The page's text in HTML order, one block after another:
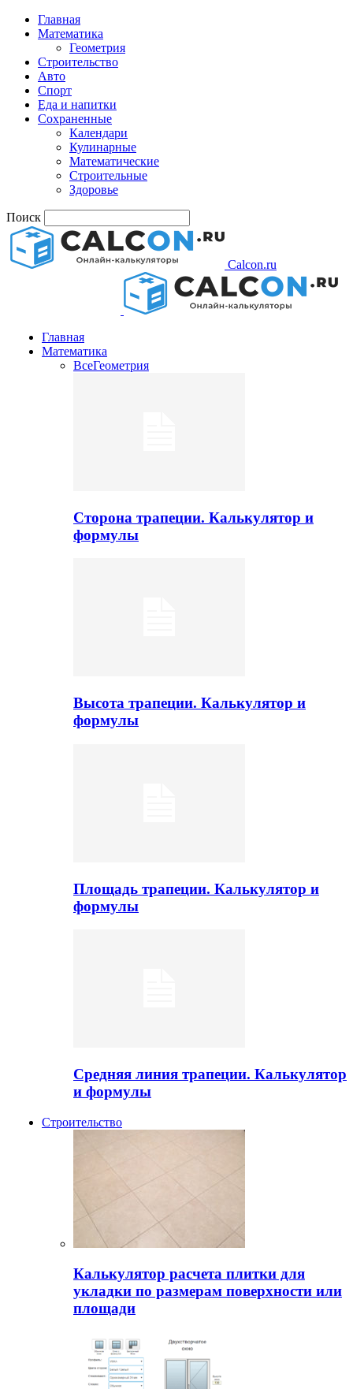
Главная
Математика
Геометрия
Строительство
Авто
Спорт
Еда и напитки
Сохраненные
Календари
Кулинарные
Математические
Строительные
Здоровье
Поиск
Calcon.ru
Главная
Математика
ВсеГеометрия
Сторона трапеции. Калькулятор и
формулы
Высота трапеции. Калькулятор и
формулы
Площадь трапеции. Калькулятор и
формулы
Средняя линия трапеции. Калькулятор
и формулы
Строительство
Калькулятор расчета плитки для
укладки по размерам поверхности или
площади